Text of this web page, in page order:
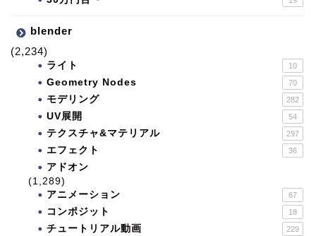
blender
(2,234)
ライト 10
Geometry Nodes 70
モデリング 282
UV展開 54
テクスチャ&マテリアル 297
エフェクト 36
アドオン
(1,289)
アニメーション
67
コンポジット 18
チュートリアル動画 229